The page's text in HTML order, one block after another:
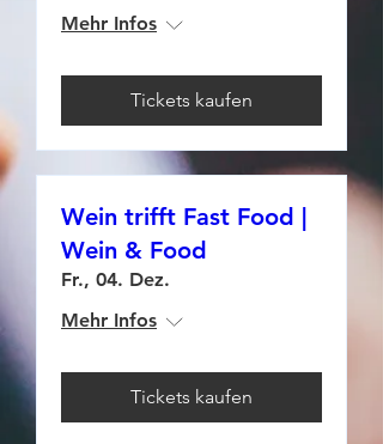
Mehr Infos
Tickets kaufen
Wein trifft Fast Food |
Wein & Food
Fr., 04. Dez.
Mehr Infos
Tickets kaufen